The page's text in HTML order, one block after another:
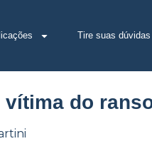
Tire suas dúvidas
do